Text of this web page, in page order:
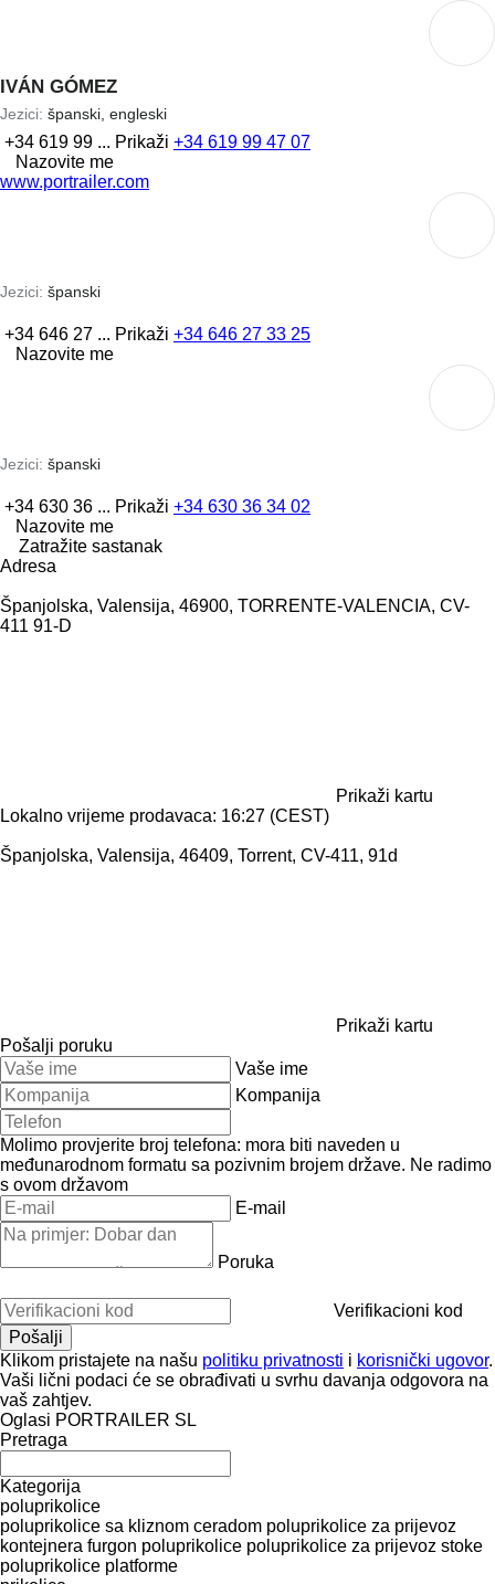
IVÁN GÓMEZ
Jezici: španski, engleski
+34 619 99 ... Prikaži +34 619 99 47 07
Nazovite me
www.portrailer.com
Jezici: španski
+34 646 27 ... Prikaži +34 646 27 33 25
Nazovite me
Jezici: španski
+34 630 36 ... Prikaži +34 630 36 34 02
Nazovite me
Zatražite sastanak
Adresa
Španjolska, Valensija, 46900, TORRENTE-VALENCIA, CV-
411 91-D
Prikaži kartu
Lokalno vrijeme prodavaca: 16:27 (CEST)
Španjolska, Valensija, 46409, Torrent, CV-411, 91d
Prikaži kartu
Pošalji poruku
Vaše ime
Kompanija
Molimo provjerite broj telefona: mora biti naveden u
međunarodnom formatu sa pozivnim brojem države. Ne radimo
s ovom državom
E-mail
Poruka
Verifikacioni kod
Klikom pristajete na našu politiku privatnosti i korisnički ugovor.
Vaši lični podaci će se obrađivati ​​u svrhu davanja odgovora na
vaš zahtjev.
Oglasi PORTRAILER SL
Pretraga
Kategorija
poluprikolice
poluprikolice sa kliznom ceradom poluprikolice za prijevoz
kontejnera furgon poluprikolice poluprikolice za prijevoz stoke
poluprikolice platforme